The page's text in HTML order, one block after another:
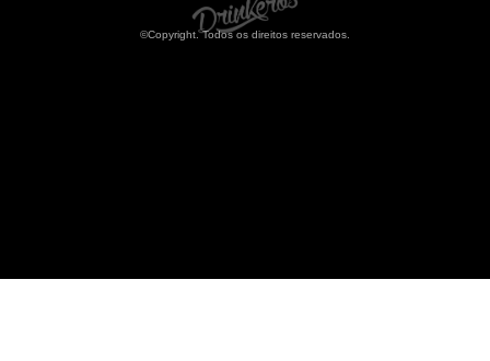
©Copyright. Todos os direitos reservados.